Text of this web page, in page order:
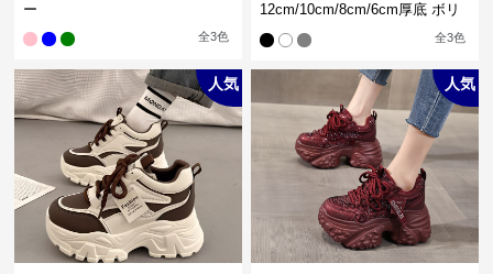
ー
全3色
12cm/10cm/8cm/6cm厚底 ボリ
ュームソール立体設計ハイカッ
トスニーカー｜スニーカー・ハ
イカット
全3色
人気 人気